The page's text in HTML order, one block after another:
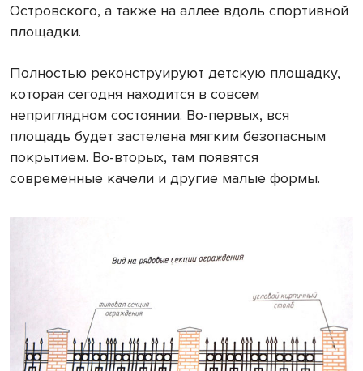
Островского, а также на аллее вдоль спортивной
площадки.
Полностью реконструируют детскую площадку,
которая сегодня находится в совсем
неприглядном состоянии. Во-первых, вся
площадь будет застелена мягким безопасным
покрытием. Во-вторых, там появятся
современные качели и другие малые формы.